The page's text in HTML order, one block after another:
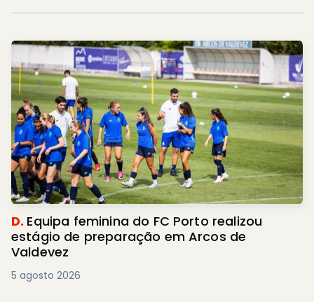
D. Equipa feminina do FC Porto realizou
estágio de preparação em Arcos de
Valdevez
5 agosto 2026